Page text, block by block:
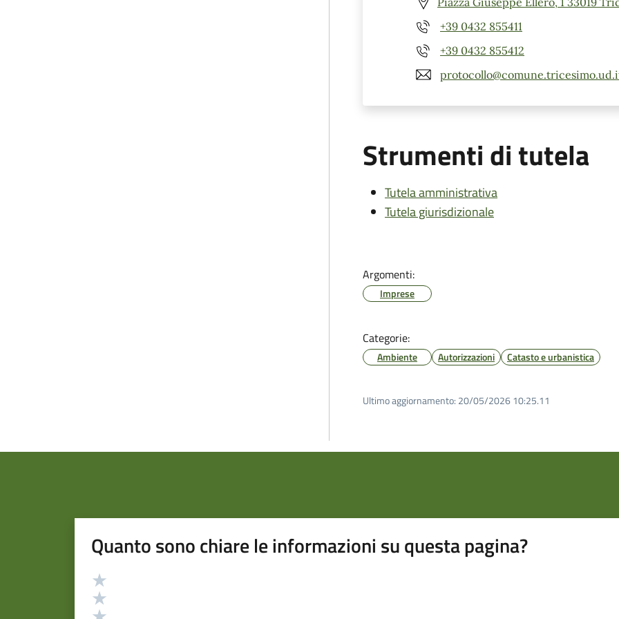
+39 0432 855411
+39 0432 855412
Strumenti di tutela
Tutela amministrativa
Tutela giurisdizionale
Argomenti:
Imprese
Categorie:
Ambiente Autorizzazioni Catasto e urbanistica
Ultimo aggiornamento: 20/05/2026 10:25.11
Quanto sono chiare le informazioni su questa pagina?
Valutazione